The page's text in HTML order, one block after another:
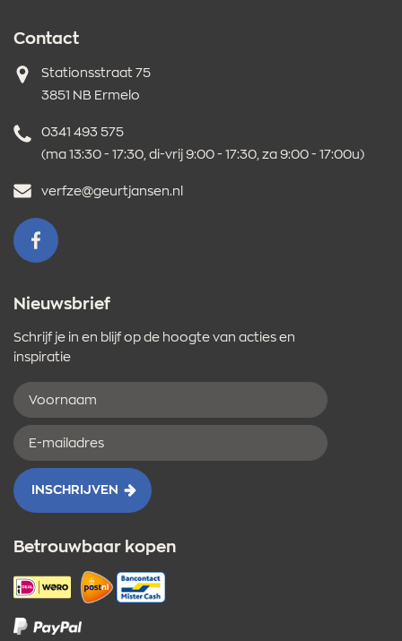
Contact
Adres
Stationsstraat 75
3851 NB Ermelo
Telefoonnummer
0341 493 575
(ma 13:30 - 17:30, di-vrij 9:00 - 17:30, za 9:00 - 17:00u)
E-
verfze@geurtjansen.nl
VOLG ONS OP FACEBOOK
Nieuwsbrief
Schrijf je in en blijf op de hoogte van acties en
inspiratie
Voornaam
E-
mailadres
INSCHRIJVEN
Betrouwbaar kopen